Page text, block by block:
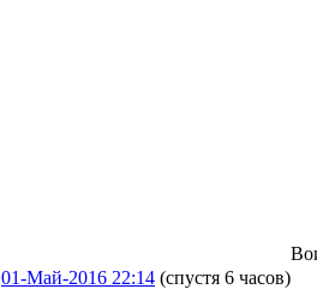
01-Май-2016 22:14 (спустя 6 часов)